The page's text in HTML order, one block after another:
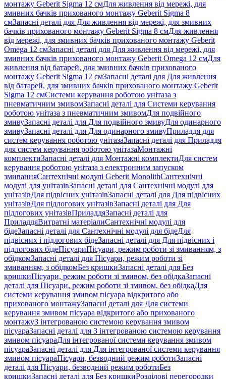
монтажу Geberit Sigma 12 смДля живлення від мережі, для
змивних бачків прихованого монтажу Geberit Sigma 8
смЗапасні деталі для Для живлення від мережі, для змивних
бачків прихованого монтажу Geberit Sigma 8 смДля живлення
від мережі, для змивних бачків прихованого монтажу Geberit
Omega 12 смЗапасні деталі для Для живлення від мережі, для
змивних бачків прихованого монтажу Geberit Omega 12 смДля
живлення від батарей, для змивних бачків прихованого
монтажу Geberit Sigma 12 смЗапасні деталі для Для живлення
від батарей, для змивних бачків прихованого монтажу Geberit
Sigma 12 смСистеми керування роботою унітаза з
пневматичним змивомЗапасні деталі для Системи керування
роботою унітаза з пневматичним змивомДля подвійного
змивуЗапасні деталі для Для подвійного змивуДля одинарного
змивуЗапасні деталі для Для одинарного змивуПриладдя для
систем керування роботою унітазаЗапасні деталі для Приладдя
для систем керування роботою унітазаМонтажні
комплектиЗапасні деталі для Монтажні комплектиДля систем
керування роботою унітаза з електронним запуском
змиванняСантехнічні модулі Geberit MonolithСантехнічні
модулі для унітазівЗапасні деталі для Сантехнічні модулі для
унітазівДля підвісних унітазівЗапасні деталі для Для підвісних
унітазівДля підлогових унітазівЗапасні деталі для Для
підлогових унітазівПриладдяЗапасні деталі для
ПриладдяВитратні матеріалиСантехнічні модулі для
бідеЗапасні деталі для Сантехнічні модулі для бідеДля
підвісних і підлогових бідеЗапасні деталі для Для підвісних і
підлогових бідеПісуариПісуари, режим роботи зі змиванням, з
обідкомЗапасні деталі для Пісуари, режим роботи зі
змиванням, з обідкомБез кришкиЗапасні деталі для Без
кришкиПісуари, режим роботи зі змивом, без обідкаЗапасні
деталі для Пісуари, режим роботи зі змивом, без обідкаДля
системи керування змивом пісуара відкритого або
прихованого монтажуЗапасні деталі для Для системи
керування змивом пісуара відкритого або прихованого
монтажуЗ інтегрованою системою керування змивом
пісуараЗапасні деталі для З інтегрованою системою керування
змивом пісуараДля інтегрованої системи керування змивом
пісуараЗапасні деталі для Для інтегрованої системи керування
змивом пісуараПісуари, безводний режим роботиЗапасні
деталі для Пісуари, безводний режим роботиБез
кришкиЗапасні деталі для Без кришкиРозділові перегородки